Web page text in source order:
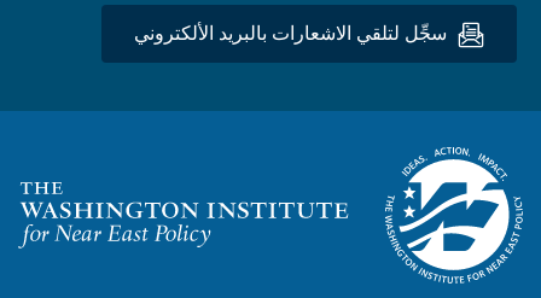
سجِّل لتلقي الاشعارات بالبريد الألكتروني
Homepage